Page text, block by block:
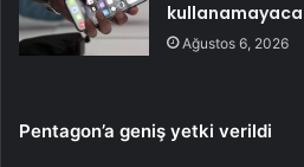
Ağustos 6, 2026
Pentagon’a geniş yetki verildi